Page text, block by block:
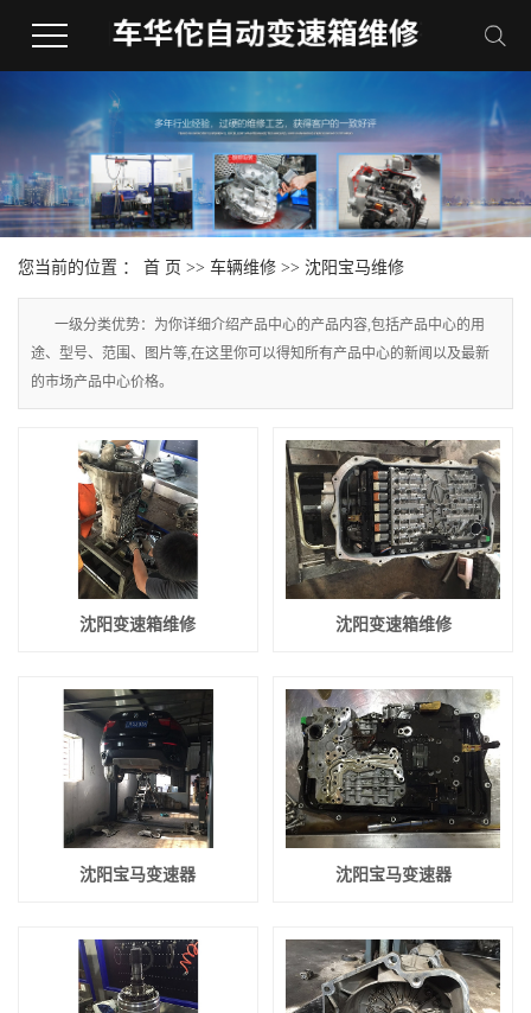
您当前的位置 ： 首 页 >> 车辆维修 >> 沈阳宝马维修
一级分类优势：为你详细介绍产品中心的产品内容,包括产品中心的用
途、型号、范围、图片等,在这里你可以得知所有产品中心的新闻以及最新
的市场产品中心价格。
沈阳变速箱维修 沈阳变速箱维修
沈阳宝马变速器 沈阳宝马变速器